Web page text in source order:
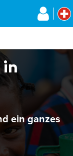
in
ein ganzes